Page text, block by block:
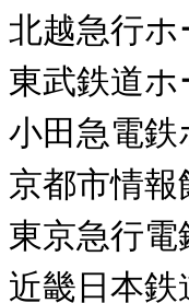
北越急行
東武鉄道
小田急電
京都市情報
東京急行
近畿日本